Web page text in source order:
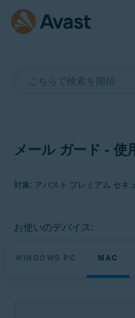
メール ガード - 使
製品:
アバスト プレミアム セキュ
お使いのデバイス:
WINDOWS PC MAC